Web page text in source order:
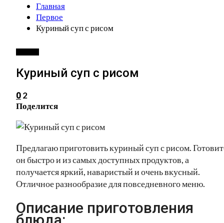
Главная
Первое
Куриный суп с рисом
Куриный суп с рисом
0 2
Поделится
Предлагаю приготовить куриный суп с рисом.
он быстро и из самых доступных продуктов, а
получается яркий, наваристый и очень вкусный.
Отличное разнообразие для повседневного меню.
Описание приготовления